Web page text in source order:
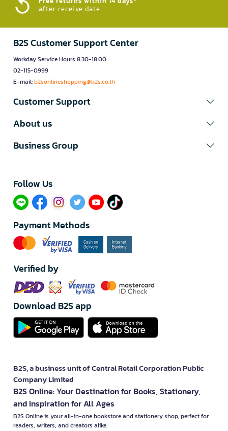
after receive date
B2S Customer Support Center
Workday Service Hours 8.30-18.00
02-115-0999
E-mail:b2sonlineshopping@b2s.co.th
Customer Support
About us
Business Group
Follow Us​
Payment Methods
Verified by
Download B2S app
B2S, a business unit of Central Retail Corporation Public
Company Limited
B2S Online: Your Destination for Books, Stationery,
and Inspiration for All Ages
B2S Online is your all-in-one bookstore and stationery shop, perfect for
readers, writers, and creators alike.